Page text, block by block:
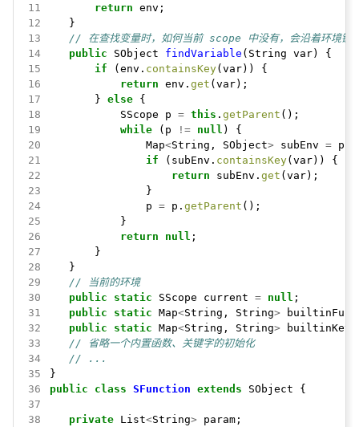
11
return env;
12
}
13
// 在查找变量时，如何当前 scope 中没有，会沿着环境链
14
public SObject findVariable (String var)
{
15
if (env. containsKey(var))
{
16
return env. get (var);
17
} else
{
18
SScope p = this . getParent ();
19
while (p != null )
{
20
Map<String, SObject> subEnv = p.
21
if (subEnv. containsKey(var))
{
22
return subEnv. get (var);
23
}
24
p = p. getParent ();
25
}
26
return null ;
27
}
28
}
29
// 当前的环境
30
public static SScope current = null ;
31
public static Map<String, String>
32
public static Map<String, String>
33
// 省略一个内置函数、关键字的初始化
34
// ...
35
}
36
public class SFunction extends SObject
{
37
38
private List<String>
param;